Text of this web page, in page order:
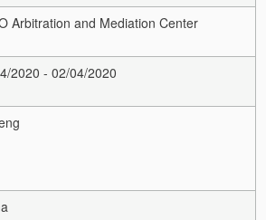
Arbitration and Mediation Center
2020 - 02/04/2020